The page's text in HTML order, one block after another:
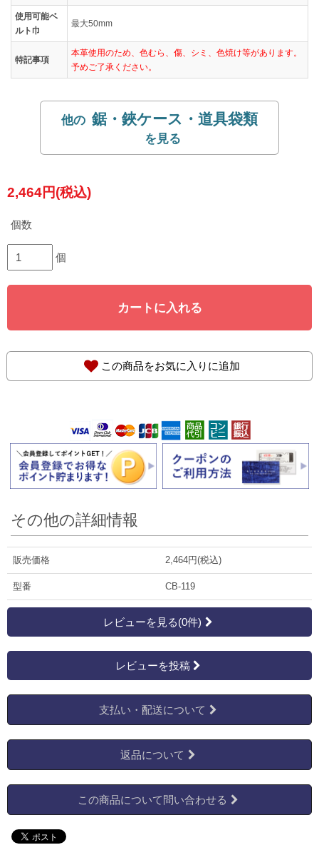
使用可能ベ
ルト巾
最大50mm
特記事項
本革使用のため、色むら、傷、シミ、色焼け等があります。
予めご了承ください。
鋸・鋏ケース・道具袋類
2,464円(税込)
個数
個
カートに入れる
この商品をお気に入りに追加
その他の詳細情報
販売価格 2,464円(税込)
型番 CB-119
レビューを見る(0件)
レビューを投稿
支払い・配送について
返品について
この商品について問い合わせる